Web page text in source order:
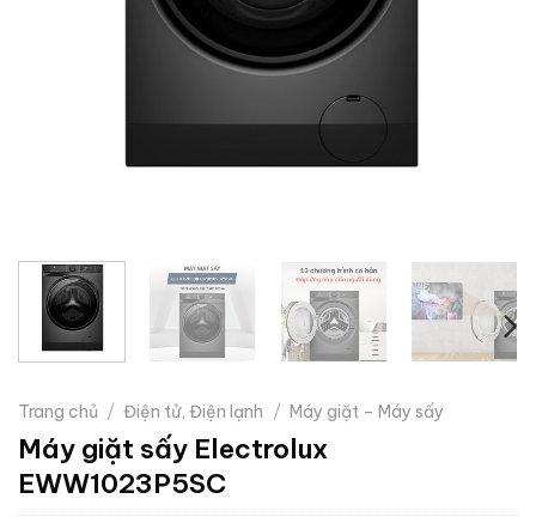
Trang chủ / Điện tử, Điện lạnh / Máy giặt – Máy sấy
Máy giặt sấy Electrolux
EWW1023P5SC